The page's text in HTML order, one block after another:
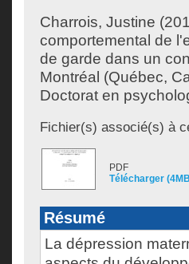
Charrois, Justine
comportemental de
de garde dans un
Montréal (Québec,
Doctorat en
Fichier(s) associé(s) à
PDF
Télécharger
Résumé
La dépression